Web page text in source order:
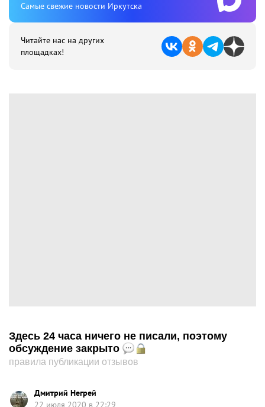
Cамые свежие новости Иркутска
Читайте нас на других
площадках!
Здесь 24 часа ничего не писали, поэтому
обсуждение закрыто
правила публикации отзывов
Дмитрий Негрей
22 июля 2020 в 22:29